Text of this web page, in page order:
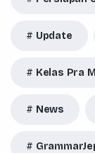
Update
Kelas Pra
News